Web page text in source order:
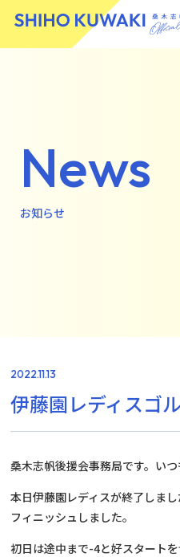
News
お知らせ
2022.11.13
伊藤園レディスゴ
桑木志帆後援会事務局です。い
本日伊藤園レディスが終了しま
フィニッシュしました。
初日は途中まで-4と好スタート